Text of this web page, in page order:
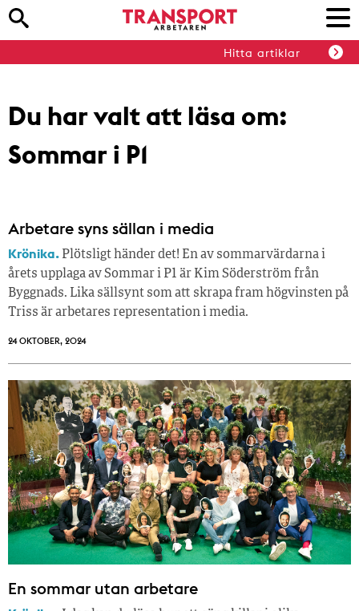
Hitta artiklar
Du har valt att läsa om:
Sommar i P1
Arbetare syns sällan i media
Krönika. Plötsligt händer det! En av sommarvärdarna i
årets upplaga av Sommar i P1 är Kim Söderström från
Byggnads. Lika sällsynt som att skrapa fram högvinsten på
Triss är arbetares representation i media.
24 OKTOBER, 2024
En sommar utan arbetare